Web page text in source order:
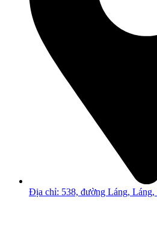
Địa chỉ: 538, đường Láng, Láng,